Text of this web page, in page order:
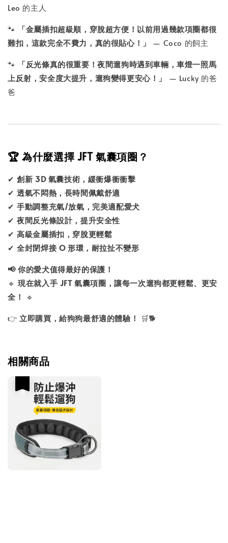
Leo 的主人
🐾
「金屬插扣超級順，穿脫超方便！以前用過幾款項圈都很
難扣，這款完全不費力，真的很貼心！」
— Coco 的飼主
🐾
「反光條真的很重要！夜間遛狗時遇到車輛，車燈一照馬
上反射，安全度大提升，遛狗變得更安心！」
— Lucky 的爸
爸
🏆 為什麼選擇 JFT 氣囊項圈？
✔創新 3D 氣囊技術，緩衝爆衝衝擊
✔透氣不悶熱，長時間佩戴舒適
✔手動調整充氣/放氣，完美適配愛犬
✔夜間反光條設計，提升安全性
✔高級金屬插扣，穿脫更輕鬆
✔全封閉焊接 O 形環，耐拉扯不變形
📢 你的愛犬值得最好的保護！
🔹現在就入手 JFT 氣囊項圈，讓每一次遛狗都更輕鬆、更安
全！
🔹
👉 立即購買，給狗狗最舒適的體驗！ 🛒🐕
相關商品